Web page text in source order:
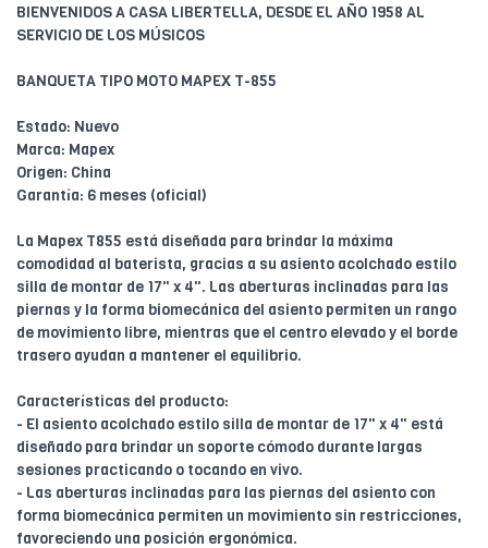
BIENVENIDOS A CASA LIBERTELLA, DESDE EL AÑO 1958 AL
SERVICIO DE LOS MÚSICOS
BANQUETA TIPO MOTO MAPEX T-855
Estado: Nuevo
Marca: Mapex
Origen: China
Garantía: 6 meses (oficial)
La Mapex T855 está diseñada para brindar la máxima
comodidad al baterista, gracias a su asiento acolchado estilo
silla de montar de 17" x 4". Las aberturas inclinadas para las
piernas y la forma biomecánica del asiento permiten un rango
de movimiento libre, mientras que el centro elevado y el borde
trasero ayudan a mantener el equilibrio.
Características del producto:
- El asiento acolchado estilo silla de montar de 17" x 4" está
diseñado para brindar un soporte cómodo durante largas
sesiones practicando o tocando en vivo.
- Las aberturas inclinadas para las piernas del asiento con
forma biomecánica permiten un movimiento sin restricciones,
favoreciendo una posición ergonómica.